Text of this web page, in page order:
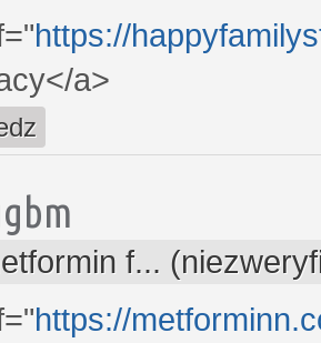
https://
a>
f...
https://